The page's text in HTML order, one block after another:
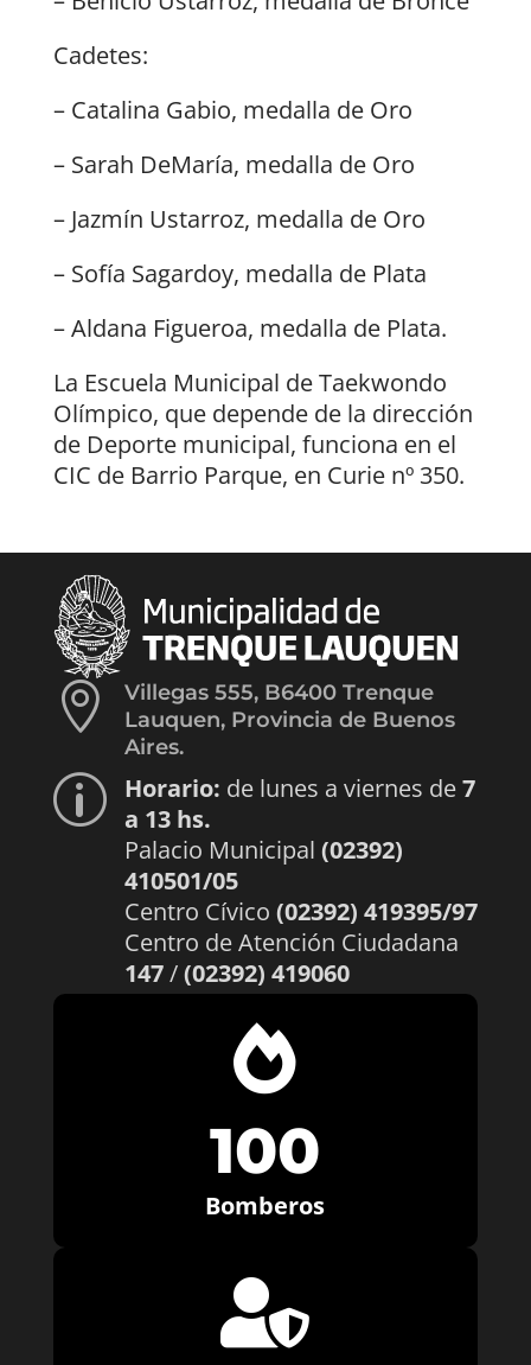
Cadetes:
– Catalina Gabio, medalla de Oro
– Sarah DeMaría, medalla de Oro
– Jazmín Ustarroz, medalla de Oro
– Sofía Sagardoy, medalla de Plata
– Aldana Figueroa, medalla de Plata.
La Escuela Municipal de Taekwondo
Olímpico, que depende de la dirección
de Deporte municipal, funciona en el
CIC de Barrio Parque, en Curie nº 350.

Villegas 555, B6400 Trenque
Lauquen, Provincia de Buenos
Aires.
p Horario: de lunes a viernes de7
a 13 hs.
Palacio Municipal (02392)
410501/05
Centro Cívico (02392) 419395/97
Centro de Atención Ciudadana
147/(02392) 419060

100
Bomberos
